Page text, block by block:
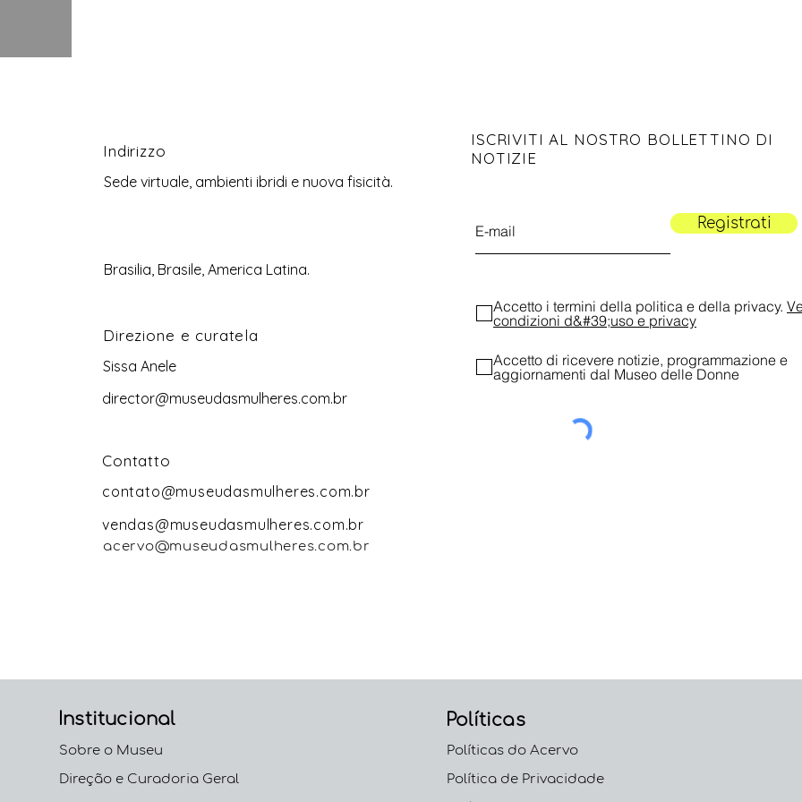
Indirizzo
Sede virtuale, ambienti ibridi e nuova fisicità.
Brasilia, Brasile, America Latina.
Direzione e curatela
Sissa Anele
director@museudasmulheres.com.br
Contatto
contato@museudasmulheres.com.br
vendas@museudasmulheres.com.br
acervo@museudasmulheres.com.br
ISCRIVITI AL NOSTRO BOLLETTINO DI
NOTIZIE
Registrati
Accetto i termini della politica e della privacy.
condizioni d&#39;uso e privacy
Accetto di ricevere notizie, programmazione e
aggiornamenti dal Museo delle Donne
Institucional
Sobre o Museu
Direção e Curadoria Geral
Políticas
Políticas do Acervo
Política de Privacidade